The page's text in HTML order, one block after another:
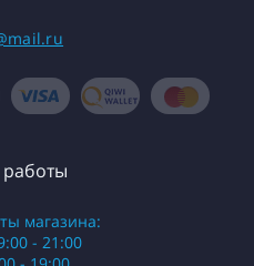
магазина:
- 21:00